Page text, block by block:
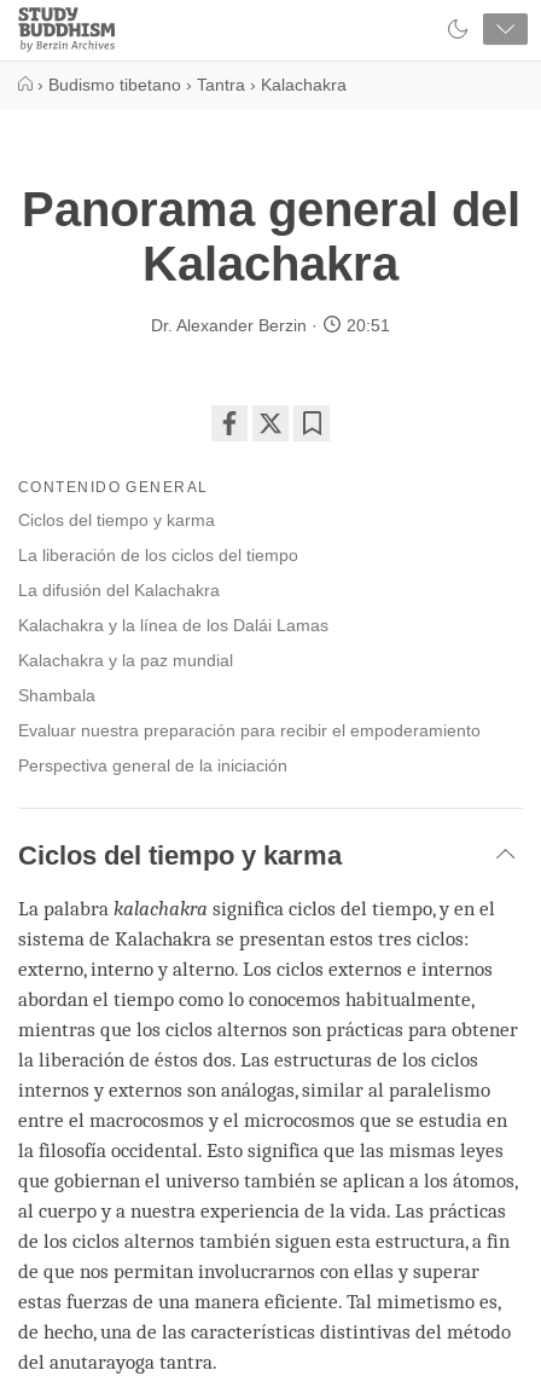
Close
Study
Buddhism
› Budismo tibetano › Tantra › Kalachakra
Panorama general del
Kalachakra
Dr. Alexander Berzin 20:51
CONTENIDO GENERAL
Ciclos del tiempo y karma
La liberación de los ciclos del tiempo
La difusión del Kalachakra
Kalachakra y la línea de los Dalái Lamas
Kalachakra y la paz mundial
Shambala
Evaluar nuestra preparación para recibir el empoderamiento
Perspectiva general de la iniciación
Ciclos del tiempo y karma
La palabra kalachakra significa ciclos del tiempo, y en el
sistema de Kalachakra se presentan estos tres ciclos:
externo, interno y alterno. Los ciclos externos e internos
abordan el tiempo como lo conocemos habitualmente,
mientras que los ciclos alternos son prácticas para obtener
la liberación de éstos dos. Las estructuras de los ciclos
internos y externos son análogas, similar al paralelismo
entre el macrocosmos y el microcosmos que se estudia en
la filosofía occidental. Esto significa que las mismas leyes
que gobiernan el universo también se aplican a los átomos,
al cuerpo y a nuestra experiencia de la vida. Las prácticas
de los ciclos alternos también siguen esta estructura, a fin
de que nos permitan involucrarnos con ellas y superar
estas fuerzas de una manera eficiente. Tal mimetismo es,
de hecho, una de las características distintivas del método
del anutarayoga tantra.